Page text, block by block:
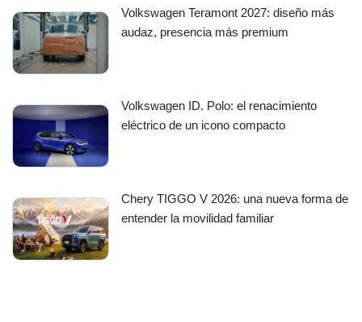
Volkswagen Teramont 2027: diseño más
audaz, presencia más premium
Volkswagen ID. Polo: el renacimiento
eléctrico de un icono compacto
Chery TIGGO V 2026: una nueva forma de
entender la movilidad familiar